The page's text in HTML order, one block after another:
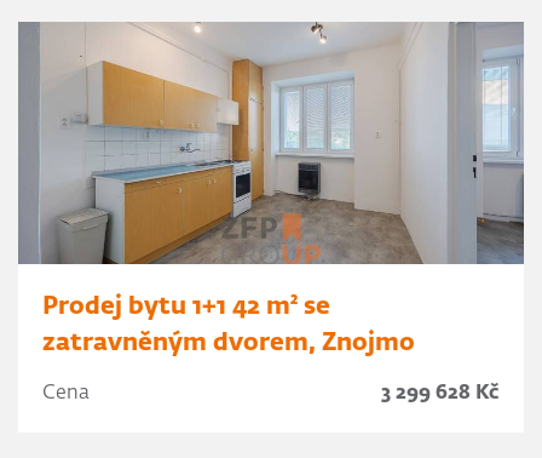
Prodej bytu 1+1 42 m² se
zatravněným dvorem, Znojmo
Cena 3 299 628 Kč